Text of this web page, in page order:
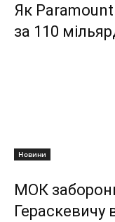
Як
за 110
Новини
МОК
Гераскевичу